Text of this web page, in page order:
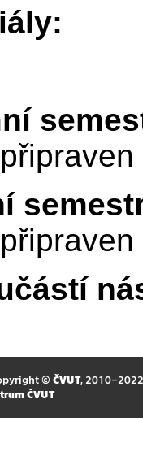
© ČVUT, 2010–2022
ČVUT